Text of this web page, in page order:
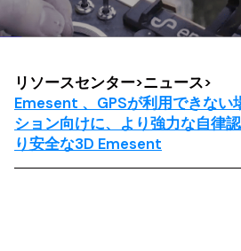
リソースセンター>ニュース>
Emesent 、GPSが利用できない
ション向けに、より強力な自律
り安全な3D Emesent